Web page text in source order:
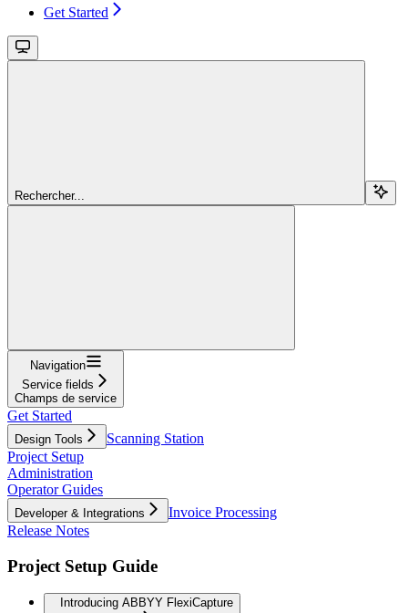
Get Started
Rechercher...
Navigation
Service fields
Champs de service
Get Started
Design Tools
Scanning Station
Project Setup
Administration
Operator Guides
Developer & Integrations
Invoice Processing
Release Notes
Project Setup Guide
Introducing ABBYY FlexiCapture